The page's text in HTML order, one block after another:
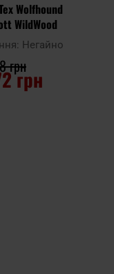
Wolfhound
WildWood
Негайно
грн
грн